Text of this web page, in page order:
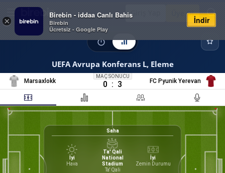
×
Birebin - iddaa Canlı Bahis
Birebin
Ücretsiz - Google Play
İndir
Giriş Yap Üye Ol
UEFA Avrupa Konferans L, Eleme
Marsaxlokk
MAÇ SONUCU
0 : 3 FC Pyunik Yerevan
Saha
İyi
Hava
Ta' Qali
National
Stadium
Ta' Qali
İyi
Zemin Durumu